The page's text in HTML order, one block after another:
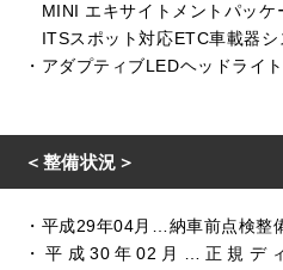
MINI エキサイトメントパッケ
ITSスポット対応ETC車載器シ
・アダプティブLEDヘッドライ
＜整備状況＞
・平成29年04月…納車前点検整
・平成30年02月…正規デ